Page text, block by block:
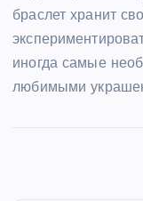
браслет хранит
иногда самые
любимыми